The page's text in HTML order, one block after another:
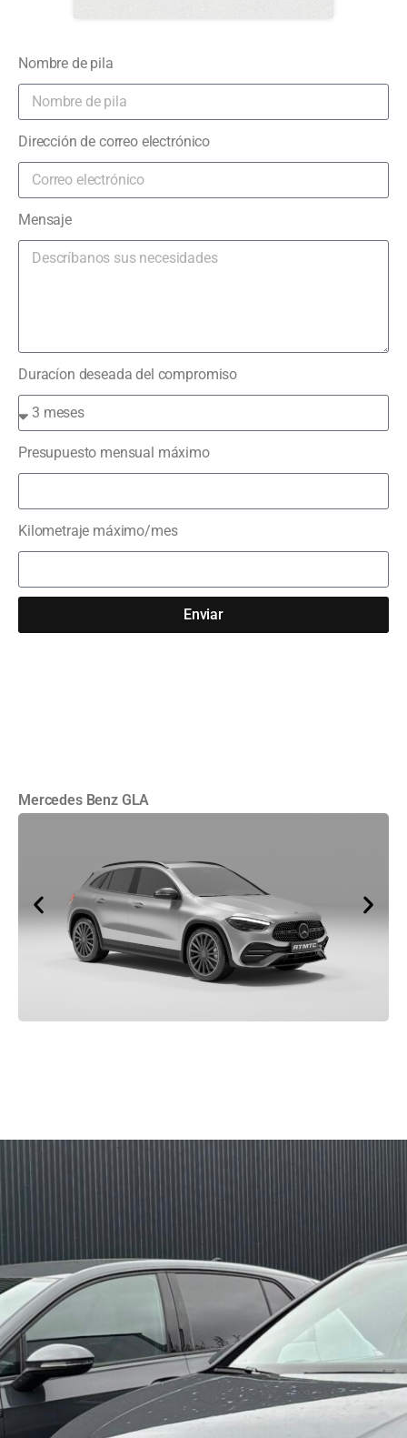
Nombre de pila
Dirección de correo electrónico
Mensaje
Duracíon deseada del compromiso
Presupuesto mensual máximo
Kilometraje máximo/mes
Enviar
Mercedes Benz GLA